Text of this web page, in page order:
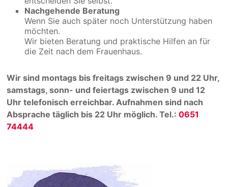
Nachgehende Beratung
Wenn Sie auch später noch Unterstützung haben
möchten.
Wir bieten Beratung und praktische Hilfen an für
die Zeit nach dem Frauenhaus.
Wir sind montags bis freitags zwischen 9 und 22 Uhr,
samstags, sonn- und feiertags zwischen 9 und 12
Uhr telefonisch erreichbar. Aufnahmen sind nach
Absprache täglich bis 22 Uhr möglich. Tel.:0651
74444